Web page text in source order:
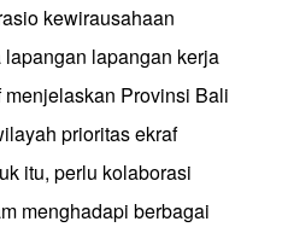
kewirausahaan
lapangan kerja
Provinsi Bali
prioritas ekraf
itu, perlu kolaborasi
menghadapi berbagai